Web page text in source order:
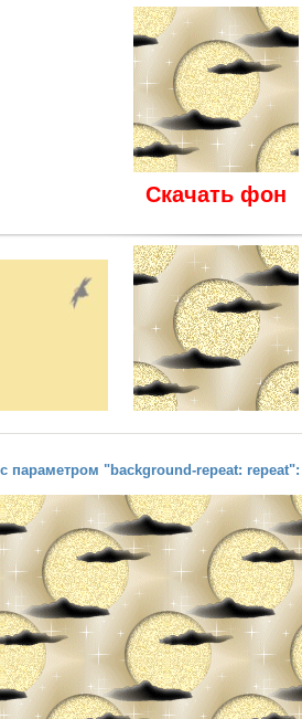
Скачать фон
параметром "background-repeat: repeat":